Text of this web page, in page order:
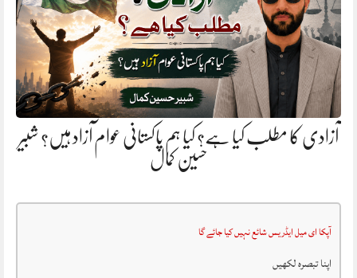
آزادی کا مطلب کیا ہے؟ کیا ہم پاکستانی عوام آزاد ہیں؟ شبیر
حسین کمال
آپکا ای میل ایڈریس شائع نہیں کیا جائے گا
اپنا تبصرہ لکھیں